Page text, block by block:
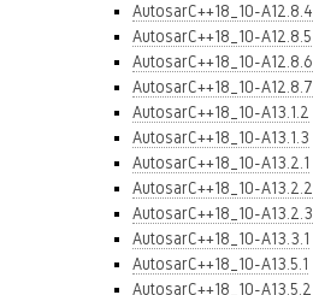
AutosarC++18_10-A12.8.4
AutosarC++18_10-A12.8.5
AutosarC++18_10-A12.8.6
AutosarC++18_10-A12.8.7
AutosarC++18_10-A13.1.2
AutosarC++18_10-A13.1.3
AutosarC++18_10-A13.2.1
AutosarC++18_10-A13.2.2
AutosarC++18_10-A13.2.3
AutosarC++18_10-A13.3.1
AutosarC++18_10-A13.5.1
AutosarC++18_10-A13.5.2